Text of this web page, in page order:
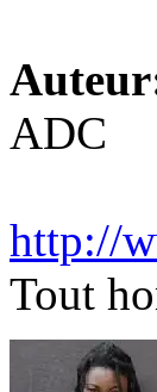
ADC
http://
Tout